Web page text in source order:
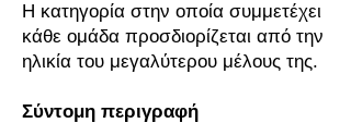
Η κατηγορία στην οποία συμμετέχει
κάθε ομάδα προσδιορίζεται από την
ηλικία του μεγαλύτερου μέλους της.
Σύντομη περιγραφή